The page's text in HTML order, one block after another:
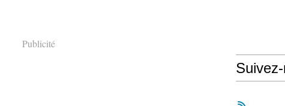
Publicité